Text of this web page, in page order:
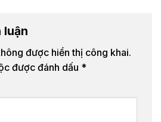
luận
được hiển thị công khai.
được đánh dấu *